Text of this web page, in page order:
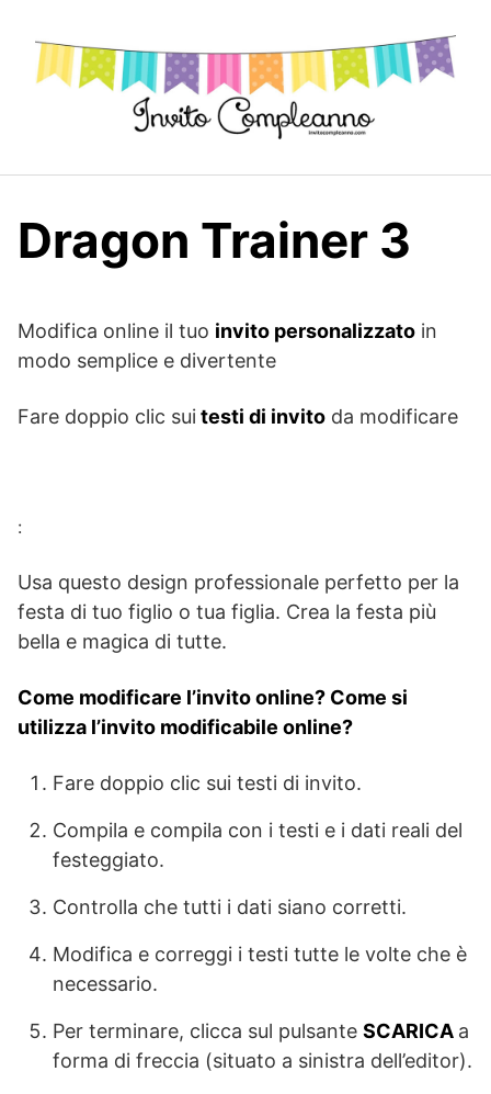
content
Dragon Trainer 3
Modifica online il tuo invito personalizzato in
modo semplice e divertente
Fare doppio clic sui testi di invito da modificare
:
Usa questo design professionale perfetto per la
festa di tuo figlio o tua figlia. Crea la festa più
bella e magica di tutte.
Come modificare l’invito online? Come si
utilizza l’invito modificabile online?
Fare doppio clic sui testi di invito.
Compila e compila con i testi e i dati reali del
festeggiato.
Controlla che tutti i dati siano corretti.
Modifica e correggi i testi tutte le volte che è
necessario.
Per terminare, clicca sul pulsante SCARICA a
forma di freccia (situato a sinistra dell’editor).